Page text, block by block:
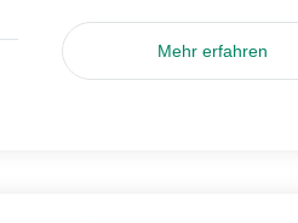
Mehr erfahren